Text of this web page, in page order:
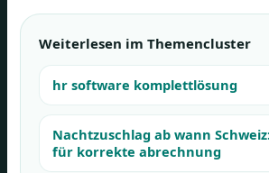
Weiterlesen im Themencluster
hr software komplettlösung
Nachtzuschlag ab wann
für korrekte abrechnung